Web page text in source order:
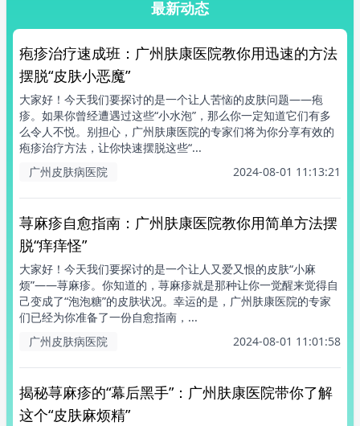
最新动态
疱疹治疗速成班：广州肤康医院教你用迅速的方法
摆脱“皮肤小恶魔”
大家好！今天我们要探讨的是一个让人苦恼的皮肤问题——疱
疹。如果你曾经遭遇过这些“小水泡”，那么你一定知道它们有多
么令人不悦。别担心，广州肤康医院的专家们将为你分享有效的
疱疹治疗方法，让你快速摆脱这些“...
广州皮肤病医院
2024-08-01 11:13:21
荨麻疹自愈指南：广州肤康医院教你用简单方法摆
脱“痒痒怪”
大家好！今天我们要探讨的是一个让人又爱又恨的皮肤“小麻
烦”——荨麻疹。你知道的，荨麻疹就是那种让你一觉醒来觉得自
己变成了“泡泡糖”的皮肤状况。幸运的是，广州肤康医院的专家
们已经为你准备了一份自愈指南，...
广州皮肤病医院
2024-08-01 11:01:58
揭秘荨麻疹的“幕后黑手”：广州肤康医院带你了解
这个“皮肤麻烦精”